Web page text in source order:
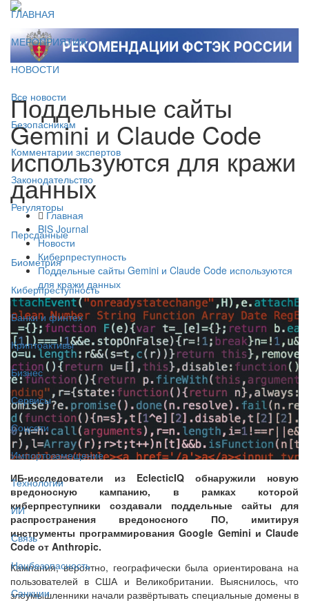
ГЛАВНАЯ
МЕРОПРИЯТИЯ
НОВОСТИ
Все новости
Безопасникам
Комментарии экспертов
Законодательство
Регуляторы
Персданные
Биометрия
Киберпреступность
Банки и финтех
Криптоактивы
Бизнес
Сервисы
Соцсети
Импортозамещение
Технологии
ИИ
Связь
Нацбезопасность
Санкции
Поддельные сайты
Gemini и Claude Code
используются для кражи
данных
Главная
BIS Journal
Новости
Киберпреступность
Поддельные сайты Gemini и Claude Code используются
для кражи данных
ИБ-исследователи из EclecticIQ обнаружили новую
вредоносную кампанию, в рамках которой
киберпреступники создавали поддельные сайты для
распространения вредоносного ПО, имитируя
инструменты программирования Google Gemini и Claude
Code от Anthropic.
Кампания, вероятно, географически была ориентирована на
пользователей в США и Великобритании. Выяснилось, что
злоумышленники начали развёртывать специальные домены в